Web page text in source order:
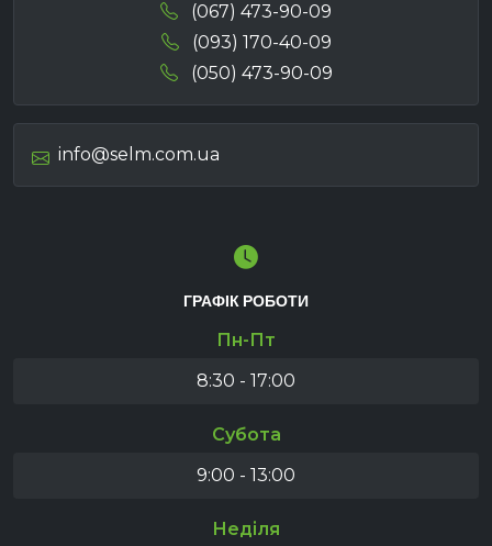
(067) 473-90-09
(093) 170-40-09
(050) 473-90-09
info@selm.com.ua
ГРАФІК РОБОТИ
Пн-Пт
8:30 - 17:00
Субота
9:00 - 13:00
Неділя